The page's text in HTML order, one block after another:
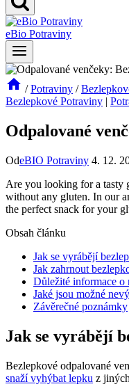
eBio Potraviny
/ Potraviny /
Bezlepkové Potraviny |
Odpalované
OdeBIO Potraviny 4. 12.
Are you looking for a tasty
without any gluten. In our
the perfect snack for your
Obsah článku
Jak se vyrábějí
Jak zahrnout
Důležité informace o
Jaké jsou možné
Závěrečné poznámky
Jak se vyrábějí
Bezlepkové odpalované
snaží vyhýbat lepku z